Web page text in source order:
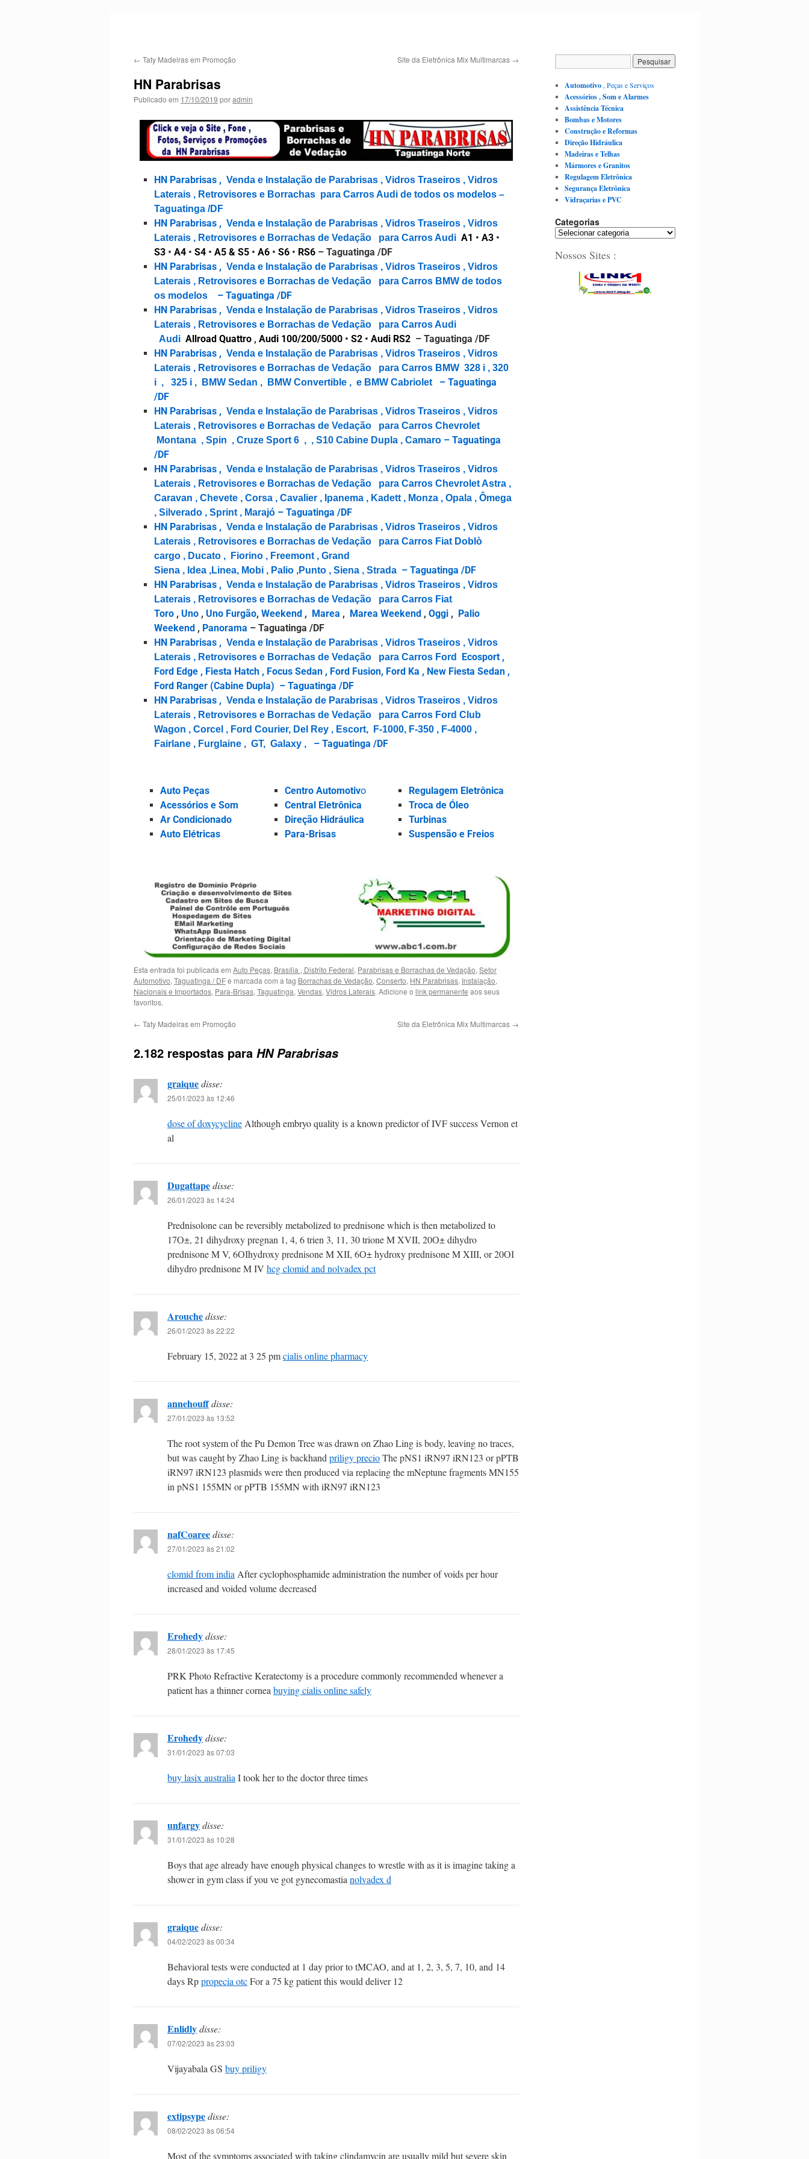
← Taty Madeiras em Promoção Site da Eletrônica Mix Multimarcas →
HN Parabrisas
Publicado em 17/10/2019 poradmin
HN Parabrisas , Venda e Instalação de Parabrisas , Vidros Traseiros , Vidros
Laterais , Retrovisores e Borrachas para Carros Audi de todos os modelos –
Taguatinga /DF
HN Parabrisas , Venda e Instalação de Parabrisas , Vidros Traseiros , Vidros
Laterais , Retrovisores e Borrachas de Vedação para Carros Audi A1 • A3 •
S3 • A4 • S4 • A5 & S5 • A6 • S6 • RS6 – Taguatinga /DF
HN Parabrisas , Venda e Instalação de Parabrisas , Vidros Traseiros , Vidros
Laterais , Retrovisores e Borrachas de Vedação para Carros BMW de todos
os modelos
– Taguatinga /DF
HN Parabrisas , Venda e Instalação de Parabrisas , Vidros Traseiros , Vidros
Laterais , Retrovisores e Borrachas de Vedação para Carros Audi
Audi Allroad Quattro , Audi 100/200/5000 • S2 • Audi RS2 – Taguatinga /DF
HN Parabrisas , Venda e Instalação de Parabrisas , Vidros Traseiros , Vidros
Laterais , Retrovisores e Borrachas de Vedação para Carros BMW 328 i , 320
i , 325 i , BMW Sedan , BMW Convertible , e BMW Cabriolet
– Taguatinga
/DF
HN Parabrisas , Venda e Instalação de Parabrisas , Vidros Traseiros , Vidros
Laterais , Retrovisores e Borrachas de Vedação para Carros Chevrolet
Montana , Spin , Cruze Sport 6 , , S10 Cabine Dupla , Camaro – Taguatinga
/DF
HN Parabrisas , Venda e Instalação de Parabrisas , Vidros Traseiros , Vidros
Laterais , Retrovisores e Borrachas de Vedação para Carros ChevroletAstra ,
Caravan , Chevete , Corsa , Cavalier , Ipanema , Kadett , Monza , Opala , Ômega
, Silverado , Sprint , Marajó – Taguatinga /DF
HN Parabrisas , Venda e Instalação de Parabrisas , Vidros Traseiros , Vidros
Laterais , Retrovisores e Borrachas de Vedação para Carros Fiat Doblò
cargo , Ducato , Fiorino , Freemont , Grand
Siena , Idea ,Linea, Mobi , Palio ,Punto , Siena , Strada – Taguatinga /DF
HN Parabrisas , Venda e Instalação de Parabrisas , Vidros Traseiros , Vidros
Laterais , Retrovisores e Borrachas de Vedação para Carros Fiat
Toro , Uno , Uno Furgão, Weekend , Marea , Marea Weekend , Oggi ,
Palio
Weekend , Panorama – Taguatinga /DF
HN Parabrisas , Venda e Instalação de Parabrisas , Vidros Traseiros , Vidros
Laterais , Retrovisores e Borrachas de Vedação para Carros Ford
Ecosport ,
Ford Edge , Fiesta Hatch , Focus Sedan , Ford Fusion, Ford Ka , New Fiesta Sedan ,
Ford Ranger (Cabine Dupla) – Taguatinga /DF
HN Parabrisas , Venda e Instalação de Parabrisas , Vidros Traseiros , Vidros
Laterais , Retrovisores e Borrachas de Vedação para Carros Ford Club
Wagon , Corcel , Ford Courier, Del Rey , Escort, F-1000, F-350 , F-4000 ,
Fairlane , Furglaine , GT, Galaxy ,
– Taguatinga /DF
Auto Peças
Acessórios e Som
Ar Condicionado
Auto Elétricas
Centro Automotivo
Central Eletrônica
Direção Hidráulica
Para-Brisas
Regulagem Eletrônica
Troca de Óleo
Turbinas
Suspensão e Freios
Esta entrada foi publicada em Auto Peças, Brasília , Distrito Federal, Parabrisas e Borrachas de Vedação, Setor
Automotivo, Taguatinga / DFe marcada com a tag Borrachas de Vedação, Conserto, HN Parabrisas, Instalação,
Nacionais e Importados, Para-Brisas, Taguatinga, Vendas, Vidros Laterais. Adicione o link permanente aos seus
favoritos.
← Taty Madeiras em Promoção Site da Eletrônica Mix Multimarcas →
2.182 respostas para HN Parabrisas
graiquedisse:
25/01/2023 às 12:46
dose of doxycycline Although embryo quality is a known predictor of IVF success Vernon et
al
Dugattapedisse:
26/01/2023 às 14:24
Prednisolone can be reversibly metabolized to prednisone which is then metabolized to
17О±, 21 dihydroxy pregnan 1, 4, 6 trien 3, 11, 30 trione M XVII, 20О± dihydro
prednisone M V, 6ОІhydroxy prednisone M XII, 6О± hydroxy prednisone M XIII, or 20ОІ
dihydro prednisone M IV hcg clomid and nolvadex pct
Arouchedisse:
26/01/2023 às 22:22
February 15, 2022 at 3 25 pmcialis online pharmacy
annehouffdisse:
27/01/2023 às 13:52
The root system of the Pu Demon Tree was drawn on Zhao Ling is body, leaving no traces,
but was caught by Zhao Ling is backhand priligy precioThe pNS1 iRN97 iRN123 or pPTB
iRN97 iRN123 plasmids were then produced via replacing the mNeptune fragments MN155
in pNS1 155MN or pPTB 155MN with iRN97 iRN123
nafCoareedisse:
27/01/2023 às 21:02
clomid from india After cyclophosphamide administration the number of voids per hour
increased and voided volume decreased
Erohedydisse:
28/01/2023 às 17:45
PRK Photo Refractive Keratectomy is a procedure commonly recommended whenever a
patient has a thinner cornea buying cialis online safely
Erohedydisse:
31/01/2023 às 07:03
buy lasix australia I took her to the doctor three times
unfargydisse:
31/01/2023 às 10:28
Boys that age already have enough physical changes to wrestle with as it is imagine taking a
shower in gym class if you ve got gynecomastia nolvadex d
graiquedisse:
04/02/2023 às 00:34
Behavioral tests were conducted at 1 day prior to tMCAO, and at 1, 2, 3, 5, 7, 10, and 14
days Rppropecia otcFor a 75 kg patient this would deliver 12
Enlidlydisse:
07/02/2023 às 23:03
Vijayabala GS buy priligy
extipsypedisse:
08/02/2023 às 06:54
Most of the symptoms associated with taking clindamycin are usually mild but severe skin
Automotivo, Peças e Serviços
Acessórios , Som e Alarmes
Assistência Técnica
Bombas e Motores
Construção e Reformas
Direção Hidráulica
Madeiras e Telhas
Mármores e Granitos
Regulagem Eletrônica
Segurança Eletrônica
Vidraçarias e PVC
Categorias
Nossos Sites :